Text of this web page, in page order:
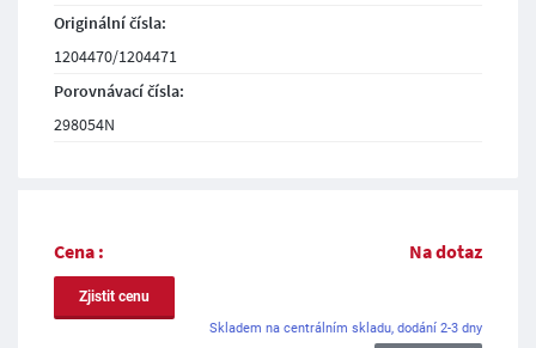
Originální čísla:
1204470/1204471
Porovnávací čísla:
298054N
Cena : Na dotaz
Zjistit cenu
Skladem na centrálním skladu, dodání 2-3 dny